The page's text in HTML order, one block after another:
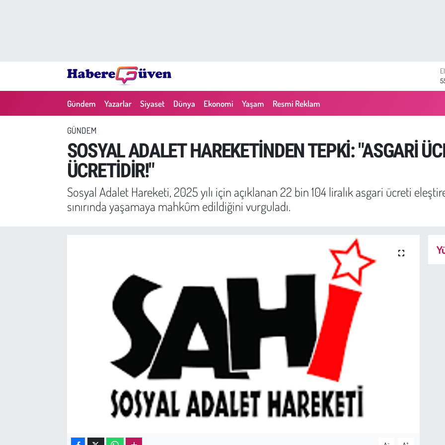
Gündem Yazarlar Siyaset Dünya Ekonomi Yaşam Resmi Reklam
GÜNDEM
SOSYAL ADALET HAREKETİNDEN TEPKİ: "ASGARİ
ÜCRETİDİR!"
Sosyal Adalet Hareketi, 2025 yılı için açıklanan 22 bin 104 liralık asgari ücreti
sınırında yaşamaya mahkûm edildiğini vurguladı.
- +
Siyaset
Yerel Haberler
Hayvan Hakları
Süper Lig Puan Durumu ve Fikstür
Son Dakika Haberleri
Haber Arşivi